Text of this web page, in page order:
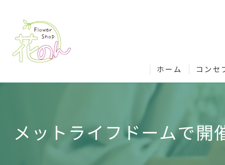
ホーム コンセ
花のん
メットライフドームで開